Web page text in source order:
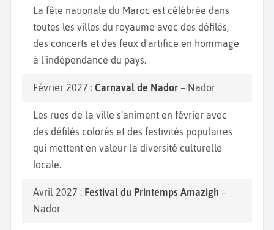
La fête nationale du Maroc est célébrée dans
toutes les villes du royaume avec des défilés,
des concerts et des feux d'artifice en hommage
à l'indépendance du pays.
Février 2027 : Carnaval de Nador – Nador
Les rues de la ville s’animent en février avec
des défilés colorés et des festivités populaires
qui mettent en valeur la diversité culturelle
locale.
Avril 2027 : Festival du Printemps Amazigh –
Nador